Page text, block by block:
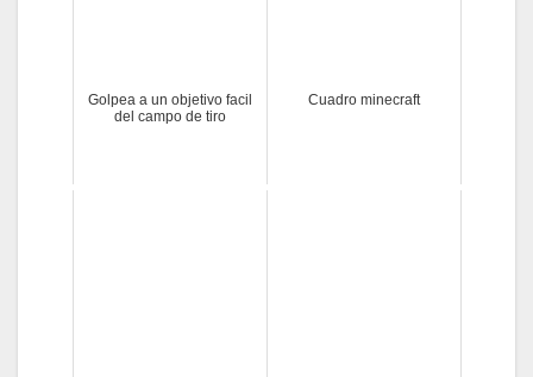
Golpea a un objetivo facil
del campo de tiro
Cuadro minecraft